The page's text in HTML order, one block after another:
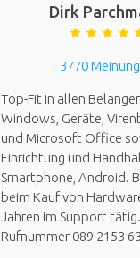
Dirk
3770
Top-Fit in allen
Windows, Geräte,
und Microsoft Office
Einrichtung und
Smartphone, Android.
beim Kauf von
Jahren im Support
Rufnummer 089 2153